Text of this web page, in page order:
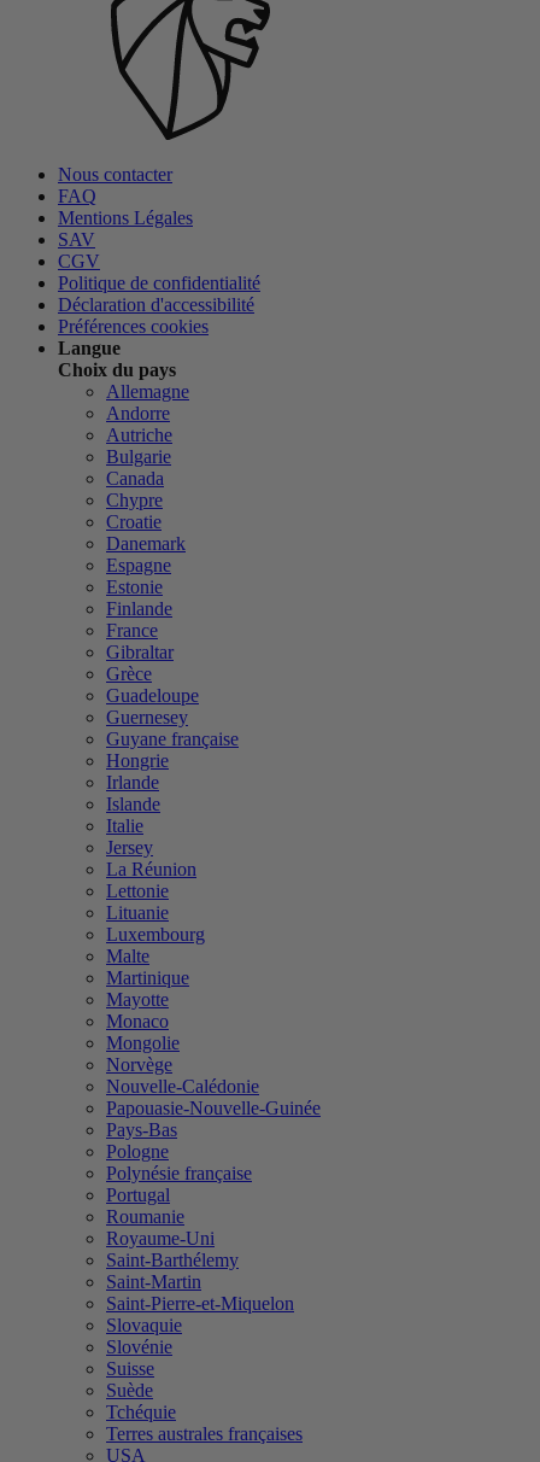
Nous contacter
FAQ
Mentions Légales
SAV
CGV
Politique de confidentialité
Déclaration d'accessibilité
Préférences cookies
Langue
Choix du pays
Allemagne
Andorre
Autriche
Bulgarie
Canada
Chypre
Croatie
Danemark
Espagne
Estonie
Finlande
France
Gibraltar
Grèce
Guadeloupe
Guernesey
Guyane française
Hongrie
Irlande
Islande
Italie
Jersey
La Réunion
Lettonie
Lituanie
Luxembourg
Malte
Martinique
Mayotte
Monaco
Mongolie
Norvège
Nouvelle-Calédonie
Papouasie-Nouvelle-Guinée
Pays-Bas
Pologne
Polynésie française
Portugal
Roumanie
Royaume-Uni
Saint-Barthélemy
Saint-Martin
Saint-Pierre-et-Miquelon
Slovaquie
Slovénie
Suisse
Suède
Tchéquie
Terres australes françaises
USA